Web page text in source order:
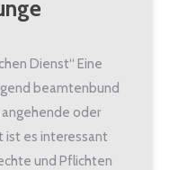
Dienst“ Eine
beamtenbund
oder
ist es interessant
und Pflichten